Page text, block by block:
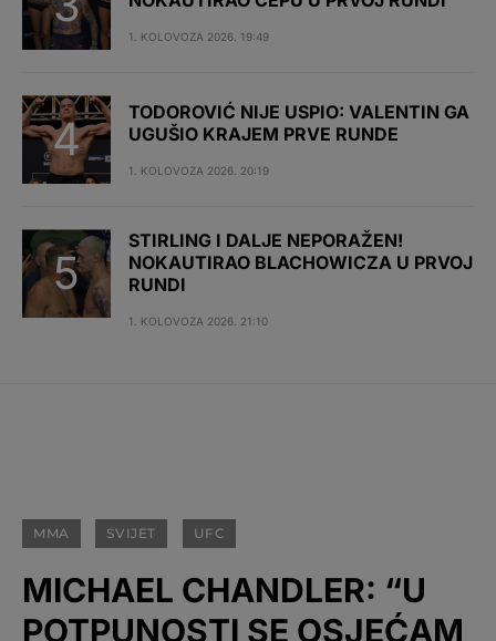
1. KOLOVOZA 2026. 19:49
TODOROVIĆ NIJE USPIO: VALENTIN GA
UGUŠIO KRAJEM PRVE RUNDE
1. KOLOVOZA 2026. 20:19
STIRLING I DALJE NEPORAŽEN!
NOKAUTIRAO BLACHOWICZA U PRVOJ
RUNDI
1. KOLOVOZA 2026. 21:10
MMA SVIJET UFC
MICHAEL CHANDLER: “U
POTPUNOSTI SE OSJEĆAM